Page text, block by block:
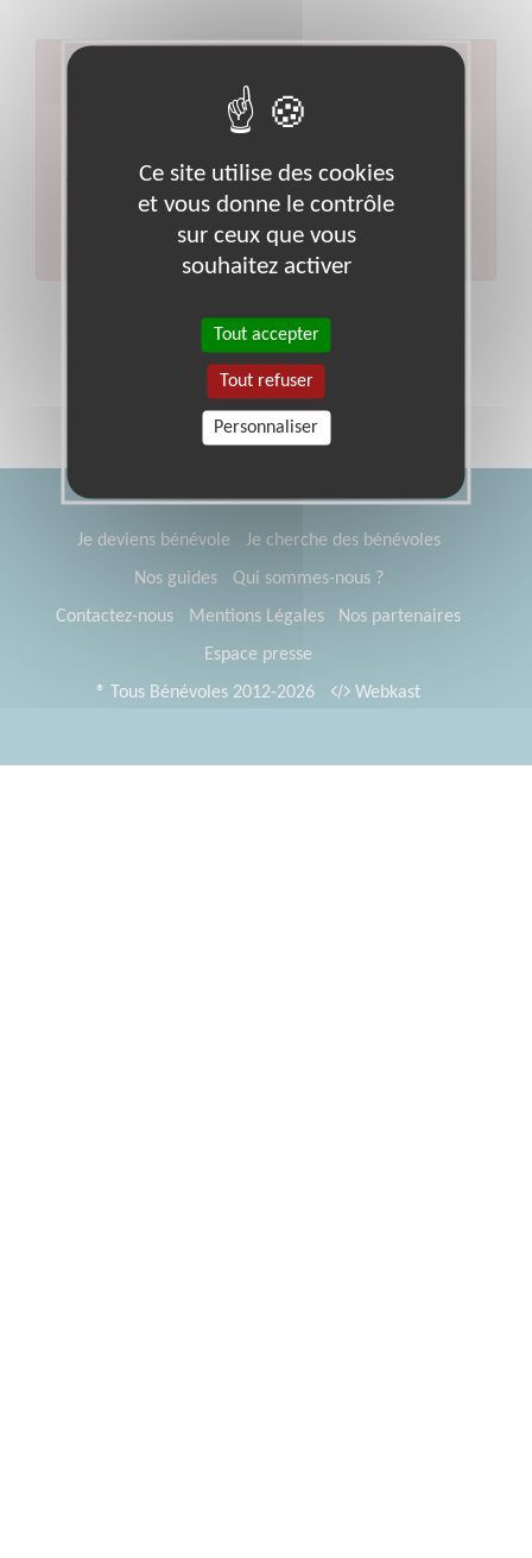
recherche
Veuillez indiquer moins de critères et/ou remplacer
votre code postal par celui de votre département.
Effectuer une nouvelle recherche
Je deviens bénévole
Je cherche des bénévoles
Nos guides
Qui sommes-nous ?
Contactez-nous
Mentions Légales
Nos partenaires
Espace presse
® Tous Bénévoles 2012-2026
Webkast
Ce site utilise des cookies
et vous donne le contrôle
sur ceux que vous
souhaitez activer
Tout accepter
Tout refuser
Personnaliser